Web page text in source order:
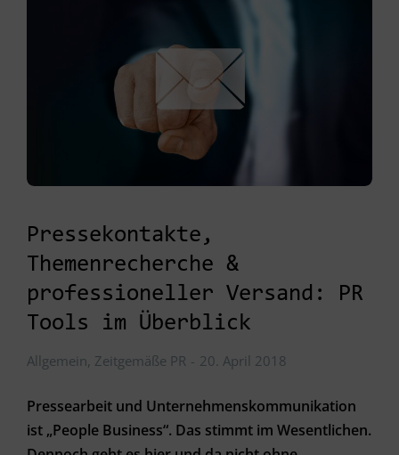
Pressekontakte,
Themenrecherche &
professioneller Versand: PR
Tools im Überblick
Allgemein, Zeitgemäße PR 20. April 2018
Pressearbeit und Unternehmenskommunikation
ist „People Business“. Das stimmt im Wesentlichen.